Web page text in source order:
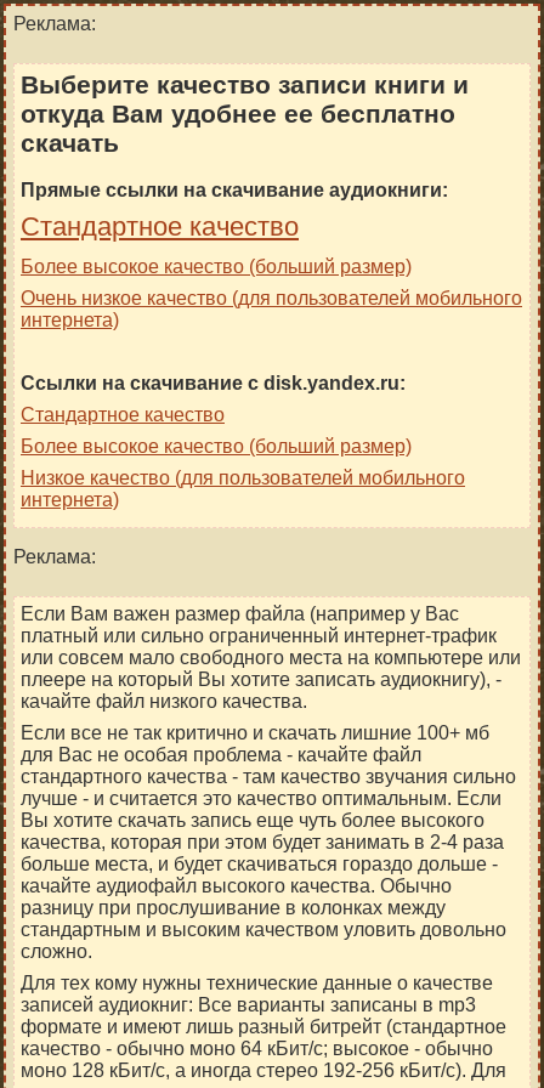
Реклама:
Выберите качество записи книги и
откуда Вам удобнее ее бесплатно
скачать
Прямые ссылки на скачивание аудиокниги:
Стандартное качество
Более высокое качество (больший размер)
Очень низкое качество (для пользователей мобильного
интернета)
Ссылки на скачивание с disk.yandex.ru:
Стандартное качество
Более высокое качество (больший размер)
Низкое качество (для пользователей мобильного
интернета)
Реклама:
Если Вам важен размер файла (например у Вас
платный или сильно ограниченный интернет-трафик
или совсем мало свободного места на компьютере или
плеере на который Вы хотите записать аудиокнигу), -
качайте файл низкого качества.
Если все не так критично и скачать лишние 100+ мб
для Вас не особая проблема - качайте файл
стандартного качества - там качество звучания сильно
лучше - и считается это качество оптимальным. Если
Вы хотите скачать запись еще чуть более высокого
качества, которая при этом будет занимать в 2-4 раза
больше места, и будет скачиваться гораздо дольше -
качайте аудиофайл высокого качества. Обычно
разницу при прослушивание в колонках между
стандартным и высоким качеством уловить довольно
сложно.
Для тех кому нужны технические данные о качестве
записей аудиокниг: Все варианты записаны в mp3
формате и имеют лишь разный битрейт (стандартное
качество - обычно моно 64 кБит/c; высокое - обычно
моно 128 кБит/c, а иногда стерео 192-256 кБит/c). Для